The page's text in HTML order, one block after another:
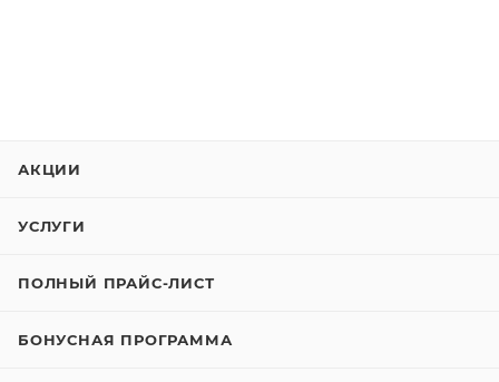
АКЦИИ
УСЛУГИ
ПОЛНЫЙ ПРАЙС-ЛИСТ
БОНУСНАЯ ПРОГРАММА